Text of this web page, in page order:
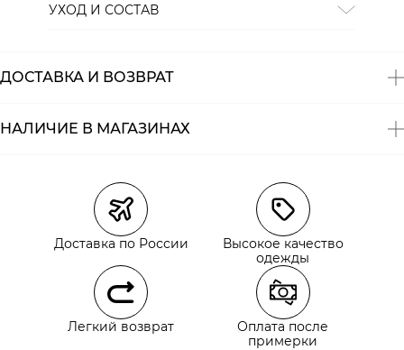
УХОД И СОСТАВ
ДОСТАВКА И ВОЗВРАТ
Курьерская доставка СДЭК
Самовывоз из пункта выдачи СДЭК
Самовывоз из наших магазинов
Курьерская доставка СДЭК
Самовывоз из пункта выдачи СДЭК
НАЛИЧИЕ В МАГАЗИНАХ
Доставка по России
Высокое качество
одежды
Легкий возврат
Оплата после
примерки